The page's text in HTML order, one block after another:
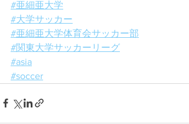
#亜細亜大学
#大学サッカー
#亜細亜大学体育会サッカー部
#関東大学サッカーリーグ
#asia
#soccer